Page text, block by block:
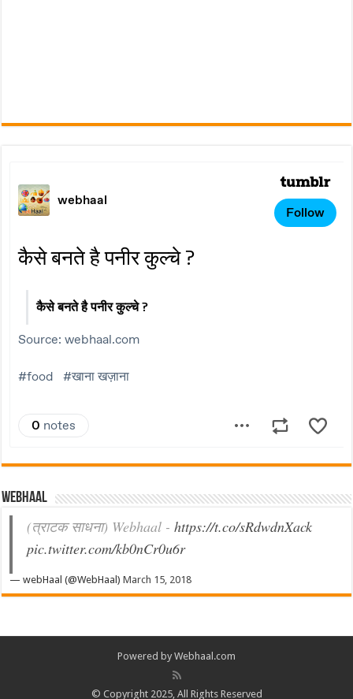
Webhaal
(त्राटक साधना) Webhaal -https://t.co/sRdwdnXack
pic.twitter.com/kb0nCr0u6r
— webHaal (@WebHaal)March 15, 2018
Powered by Webhaal.com
© Copyright 2025, All Rights Reserved